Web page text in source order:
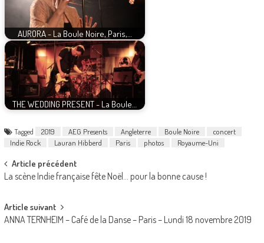
AURORA - La Boule Noire, Paris,…
THE WEDDING PRESENT - La Boule…
Tagged 2019 AEG Presents Angleterre Boule Noire
concert
Indie Rock
Lauran Hibberd Paris photos Royaume-Uni
Post
navigation
Article précédent
La scène Indie française fête Noël… pour la bonne cause !
Article suivant
ANNA TERNHEIM – Café de la Danse – Paris – Lundi 18 novembre 2019